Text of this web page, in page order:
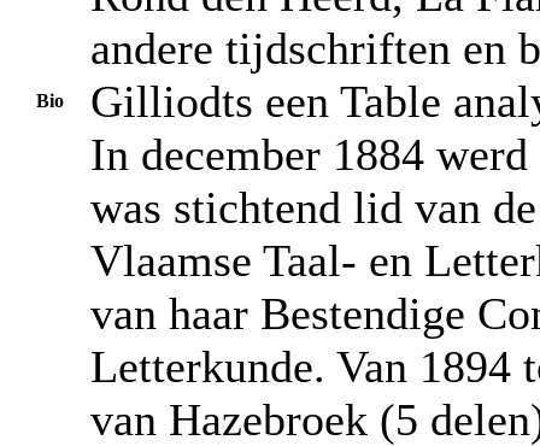
Bio
andere tijdschriften en
Gilliodts een Table
In december 1884
was stichtend lid van
Vlaamse Taal- en
van haar Bestendige
Letterkunde. Van 1894
van Hazebroek (5